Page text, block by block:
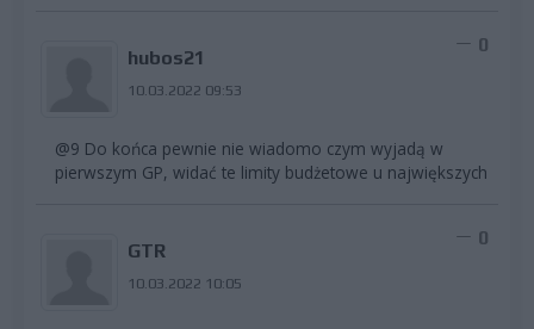
hubos21
10.03.2022 09:53
0
@9 Do końca pewnie nie wiadomo czym wyjadą w
pierwszym GP, widać te limity budżetowe u największych
GTR
10.03.2022 10:05
0